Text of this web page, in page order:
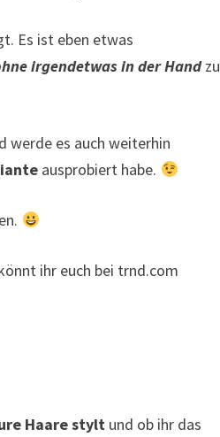
Es ist eben etwas
irgendetwas in der Handzu
werde es auch weiterhin
ausprobiert habe.
ihr euch bei trnd.com
Haare stylt und ob ihr das